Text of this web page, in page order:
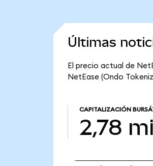
Últimas
El precio actual de
NetEase (Ondo
CAPITALIZACIÓN
2,78